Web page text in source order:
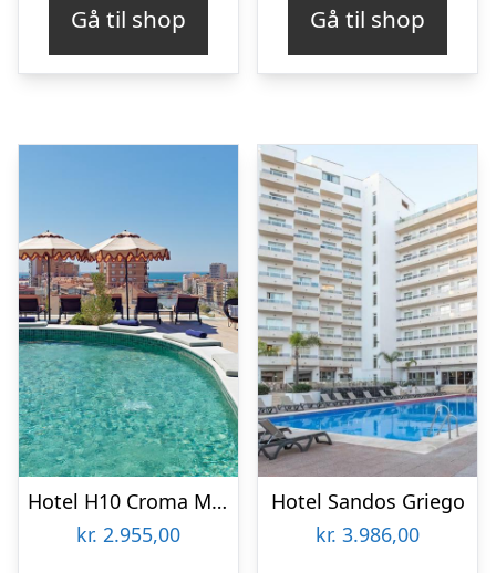
Gå til shop Gå til shop
Hotel H10 Croma Malaga
kr. 2.955,00
Hotel Sandos Griego
kr. 3.986,00